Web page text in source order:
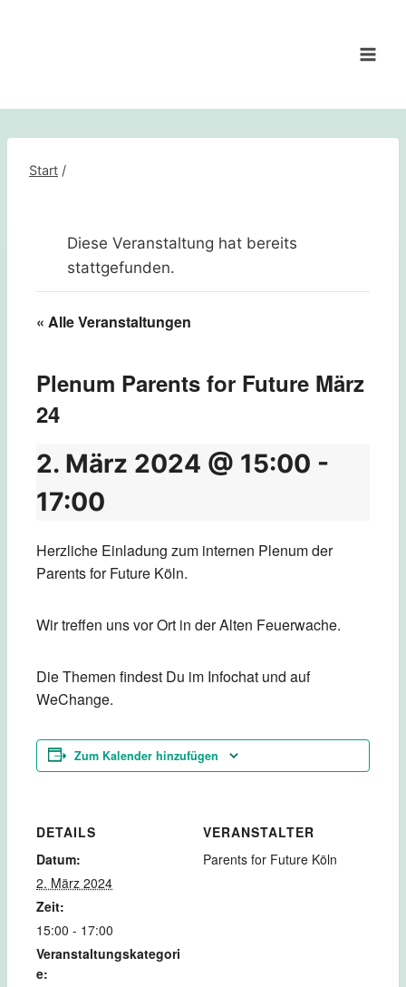
Start /
Diese Veranstaltung hat bereits
stattgefunden.
« Alle Veranstaltungen
Plenum Parents for Future März
24
2. März 2024 @ 15:00 -
17:00
Herzliche Einladung zum internen Plenum der
Parents for Future Köln.
Wir treffen uns vor Ort in der Alten Feuerwache.
Die Themen findest Du im Infochat und auf
WeChange.
Zum Kalender hinzufügen
DETAILS
Datum:
2. März 2024
Zeit:
15:00 - 17:00
Veranstaltungskategori
e:
VERANSTALTER
Parents for Future Köln